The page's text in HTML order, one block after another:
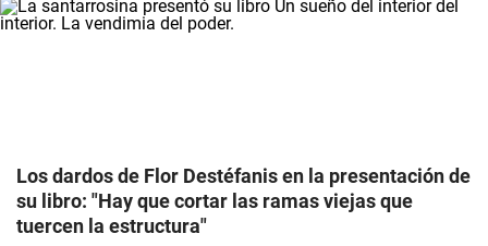
Los dardos de Flor Destéfanis en la presentación de
su libro: "Hay que cortar las ramas viejas que
tuercen la estructura"